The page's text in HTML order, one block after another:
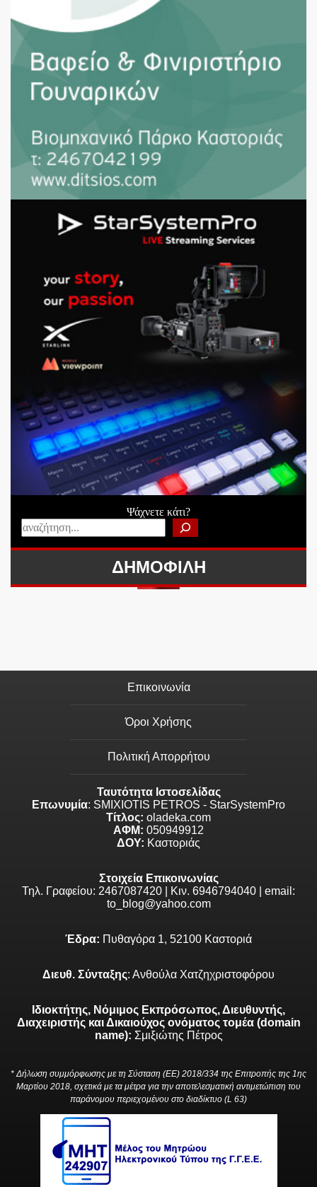
Ψάχνετε κάτι?
ΔΗΜΟΦΙΛΗ
Επικοινωνία
Όροι Χρήσης
Πολιτική Απορρήτου
Ταυτότητα Ιστοσελίδας
Επωνυμία: SMIXIOTIS PETROS - StarSystemPro
Τίτλος: oladeka.com
ΑΦΜ: 050949912
ΔΟΥ: Καστοριάς
Στοιχεία Επικοινωνίας
Τηλ. Γραφείου: 2467087420 | Κιν. 6946794040 | email:
to_blog@yahoo.com
Έδρα: Πυθαγόρα 1, 52100 Καστοριά
Διευθ. Σύνταξης: Ανθούλα Χατζηχριστοφόρου
Ιδιοκτήτης, Νόμιμος Εκπρόσωπος, Διευθυντής,
Διαχειριστής και Δικαιούχος ονόματος τομέα (domain
name): Σμιξιώτης Πέτρος
* Δήλωση συμμόρφωσης με τη Σύσταση (ΕΕ) 2018/334 της Επιτροπής της 1ης
Μαρτίου 2018, σχετικά με τα μέτρα για την αποτελεσματική αντιμετώπιση του
παράνομου περιεχομένου στο διαδίκτυο (L 63)